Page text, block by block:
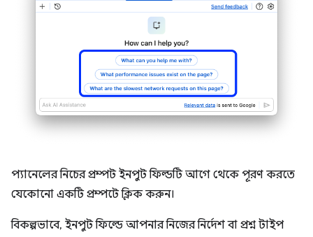
প্যানেলের নিচের প্রম্পট ইনপুট ফিল্ডটি আগে থেকে পূরণ করতে
যেকোনো একটি প্রম্পটে ক্লিক করুন।
বিকল্পভাবে, ইনপুট ফিল্ডে আপনার নিজের নির্দেশ বা প্রশ্ন টাইপ